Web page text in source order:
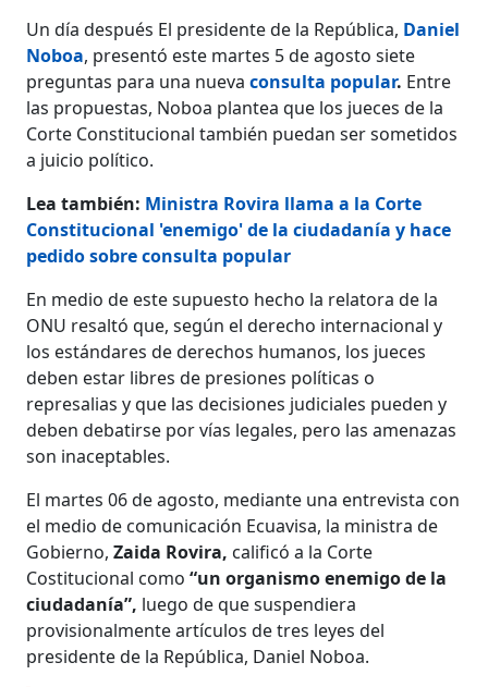
Un día después El presidente de la República, Daniel
Noboa, presentó este martes 5 de agosto siete
preguntas para una nuevaconsulta popular. Entre
las propuestas, Noboa plantea que los jueces de la
Corte Constitucional también puedan ser sometidos
a juicio político.
Lea también: Ministra Rovira llama a la Corte
Constitucional 'enemigo' de la ciudadanía y hace
pedido sobre consulta popular
En medio de este supuesto hecho la relatora de la
ONU resaltó que, según el derecho internacional y
los estándares de derechos humanos, los jueces
deben estar libres de presiones políticas o
represalias y que las decisiones judiciales pueden y
deben debatirse por vías legales, pero las amenazas
son inaceptables.
El martes 06 de agosto, mediante una entrevista con
el medio de comunicación Ecuavisa, la ministra de
Gobierno,Zaida Rovira, calificó a la Corte
Costitucional como“un organismo enemigo de la
ciudadanía”, luego de que suspendiera
provisionalmente artículos de tres leyes del
presidente de la República, Daniel Noboa.